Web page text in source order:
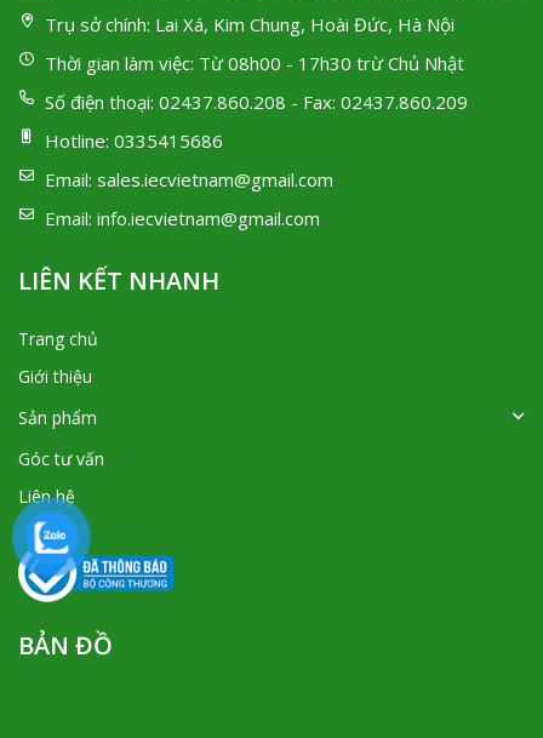
Trụ sở chính: Lai Xá, Kim Chung, Hoài Đức, Hà Nội
Thời gian làm việc: Từ 08h00 - 17h30 trừ Chủ Nhật
Số điện thoại: 02437.860.208 - Fax: 02437.860.209
Hotline: 0335415686
Email: sales.iecvietnam@gmail.com
Email: info.iecvietnam@gmail.com
LIÊN KẾT NHANH
Trang chủ
Giới thiệu
Sản phẩm
Góc tư vấn
Liên hệ
BẢN ĐỒ